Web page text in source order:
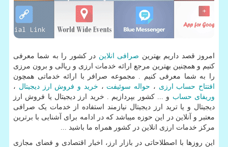
امروز قصد داریم بهترین صرافی انلاین در کشور را به شما معرفی
کنیم و همچنین بهترین مرجع ارائه خدمات ارزی و ریالی و برون مرزی
را به شما معرفی کنیم . مجموعه صرافر با ارائه خدماتی همچون
افتتاح حساب ارزی ، حواله سوئیفت ، خرید و فروش ارز دیجیتال ،
وریفای حساب و ... کشور بپردازیم . خرید ارز دیجیتال یا فروش ارز
دیجیتال و یا ترید ارز دیجیتال نیازمند استفاده از خدمات یک صرافی
معتبر و آنلاین در این حوزه میباشد که در ادامه برای آشنایی با برترین
مرکز خدمات ارزی انلاین در کشور همراه ما باشید ...
این روزها با اصطلاحاتی در بازار ارز، اخبار اقتصادی و فضای مجازی